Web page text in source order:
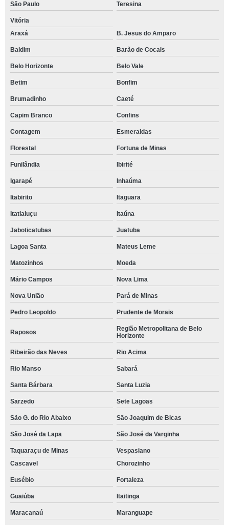
São Paulo Teresina
Vitória
Araxá
B. Jesus do Amparo
Baldim Barão de Cocais
Belo Horizonte Belo Vale
Betim Bonfim
Brumadinho Caeté
Capim Branco Confins
Contagem Esmeraldas
Florestal Fortuna de Minas
Funilândia Ibirité
Igarapé Inhaúma
Itabirito Itaguara
Itatiaiuçu Itaúna
Jaboticatubas Juatuba
Lagoa Santa Mateus Leme
Matozinhos Moeda
Mário Campos Nova Lima
Nova União Pará de Minas
Pedro Leopoldo Prudente de Morais
Raposos
Região Metropolitana de Belo
Horizonte
Ribeirão das Neves Rio Acima
Rio Manso Sabará
Santa Bárbara Santa Luzia
Sarzedo Sete Lagoas
São G. do Rio Abaixo São Joaquim de Bicas
São José da Lapa São José da Varginha
Taquaraçu de Minas
Vespasiano
Cascavel
Chorozinho
Eusébio Fortaleza
Guaiúba Itaitinga
Maracanaú Maranguape